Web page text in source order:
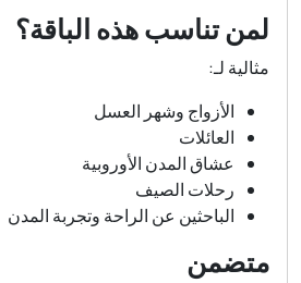
لمن تناسب هذه الباقة؟
مثالية لـ:
الأزواج وشهر العسل
العائلات
عشاق المدن الأوروبية
رحلات الصيف
الباحثين عن الراحة وتجربة المدن
متضمن